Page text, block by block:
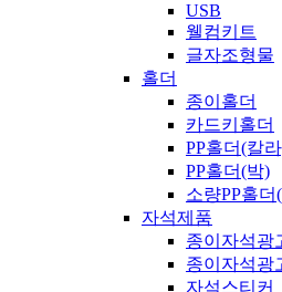
USB
웰컴키트
글자조형물
홀더
종이홀더
카드키홀더
PP홀더(칼
PP홀더(박)
소량PP홀더
자석제품
종이자석광
종이자석광
자석스티커